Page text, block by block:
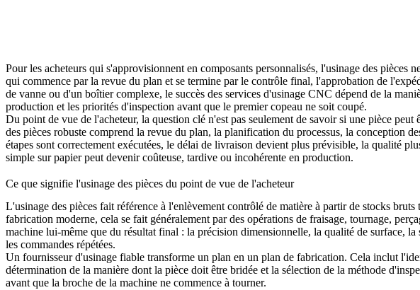
Pour les acheteurs qui s'approvisionnent en composants personnalisés, l'usinage des
qui commence par la revue du plan et se termine par le contrôle final, l'approbation de
de vanne ou d'un boîtier complexe, le succès des services d'usinage CNC dépend de la
production et les priorités d'inspection avant que le premier copeau ne soit coupé.
Du point de vue de l'acheteur, la question clé n'est pas seulement de savoir si une pièce
des pièces robuste comprend la revue du plan, la planification du processus, la conception
étapes sont correctement exécutées, le délai de livraison devient plus prévisible, la qualité
simple sur papier peut devenir coûteuse, tardive ou incohérente en production.
Ce que signifie l'usinage des pièces du point de vue de l'acheteur
L'usinage des pièces fait référence à l'enlèvement contrôlé de matière à partir de stocks
fabrication moderne, cela se fait généralement par des opérations de fraisage, tournage,
machine lui-même que du résultat final : la précision dimensionnelle, la qualité de surface,
les commandes répétées.
Un fournisseur d'usinage fiable transforme un plan en un plan de fabrication. Cela inclut
détermination de la manière dont la pièce doit être bridée et la sélection de la méthode
avant que la broche de la machine ne commence à tourner.